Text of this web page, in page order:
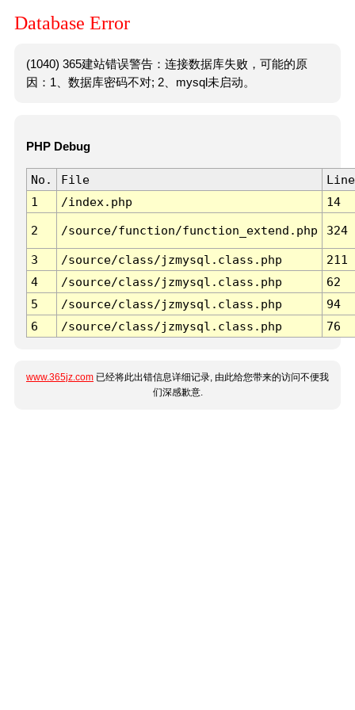
Database Error
(1040) 365建站错误警告：连接数据库失败，可能的原
因：1、数据库密码不对; 2、mysql未启动。
PHP Debug
No. File
Line
1
/index.php 14
2 /source/function/function_extend.php 324
3 /source/class/jzmysql.class.php
211
4
/source/class/jzmysql.class.php
62
5
/source/class/jzmysql.class.php
94
6
/source/class/jzmysql.class.php 76
www.365jz.com 已经将此出错信息详细记录, 由此给您带来的访问不便我
们深感歉意.